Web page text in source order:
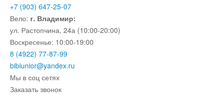
+7 (903) 647-25-07
Вело: г. Владимир:
ул. Растопчина, 24а (10:00-20:00)
Воскресенье: 10:00-19:00
8 (4922) 77-87-99
bibiunior@yandex.ru
Мы в соц сетях
Заказать звонок